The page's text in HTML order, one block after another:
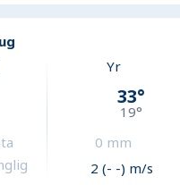
Yr
33°
19°
0 mm
2 (- -) m/s